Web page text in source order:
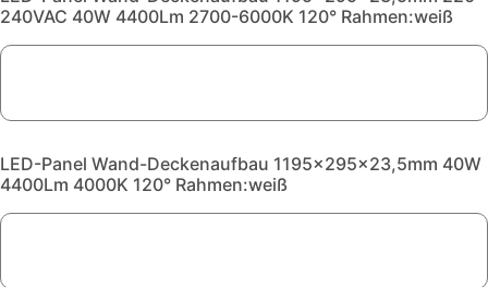
240VAC 40W 4400Lm 2700-6000K 120° Rahmen:weiß
LED-Panel Wand-Deckenaufbau 1195x295x23,5mm 40W
4400Lm 4000K 120° Rahmen:weiß